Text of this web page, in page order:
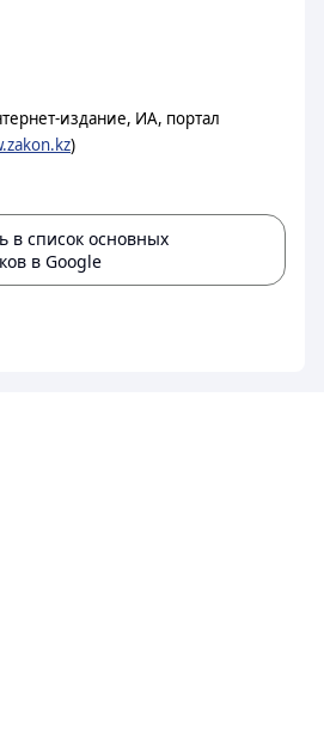
издание, ИА, портал
)
в список основных
в Google